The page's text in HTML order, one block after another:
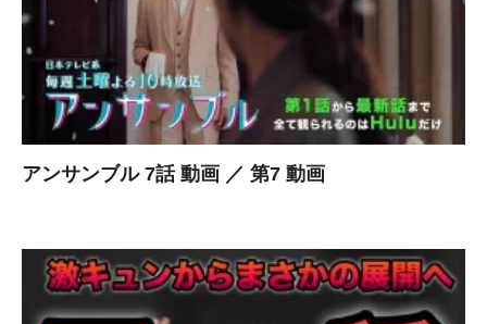
アンサンブル 7話 動画 ／ 第7 動画